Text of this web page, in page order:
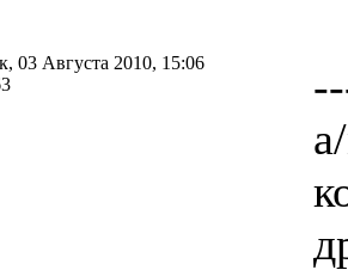
03 Августа 2010, 15:06